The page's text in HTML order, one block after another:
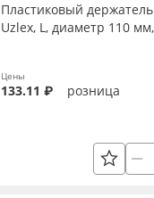
Пластиковый
Uzlex, L, диаметр 110
Цены
133.11 ₽ розница